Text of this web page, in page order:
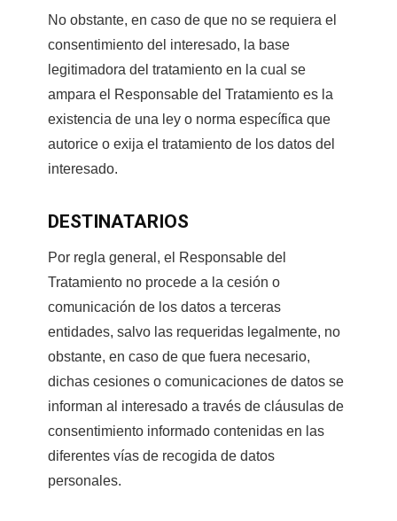
No obstante, en caso de que no se requiera el
consentimiento del interesado, la base
legitimadora del tratamiento en la cual se
ampara el Responsable del Tratamiento es la
existencia de una ley o norma específica que
autorice o exija el tratamiento de los datos del
interesado.
DESTINATARIOS
Por regla general, el Responsable del
Tratamiento no procede a la cesión o
comunicación de los datos a terceras
entidades, salvo las requeridas legalmente, no
obstante, en caso de que fuera necesario,
dichas cesiones o comunicaciones de datos se
informan al interesado a través de cláusulas de
consentimiento informado contenidas en las
diferentes vías de recogida de datos
personales.